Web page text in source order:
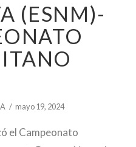
(ESNM)-
mayo 19, 2024
el Campeonato